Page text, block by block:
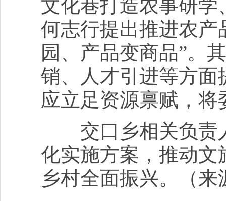
文化巷打造农事研
何志行提出推进农产
园、产品变商品”。
销、人才引进等方
应立足资源禀赋，
交口乡相关负责
化实施方案，推动
乡村全面振兴。（